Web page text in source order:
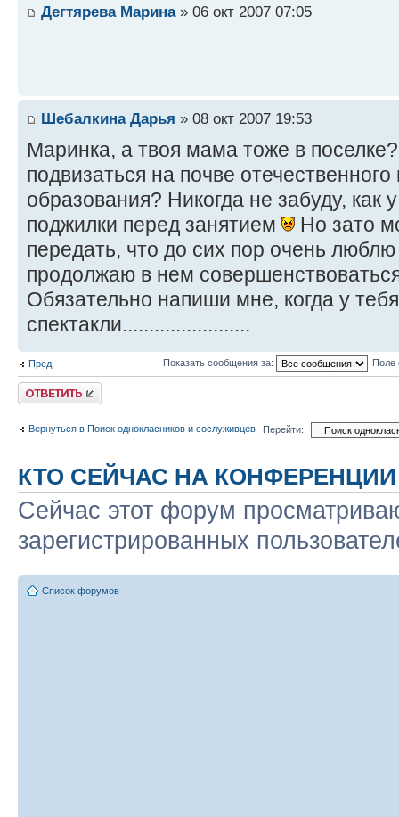
Дегтярева Марина» 06 окт 2007 07:05
Шебалкина Дарья » 08 окт 2007 19:53
Маринка, а твоя мама тоже в
подвизаться на почве
образования? Никогда не забуду, как
поджилки перед занятием
Но зато
передать, что до сих пор очень
продолжаю в нем
Обязательно напиши мне, когда у
спектакли........................
Пред. Показать сообщения за: Поле
Ответить
Вернуться в Поиск однокласников и сослуживцев Перейти:
КТО СЕЙЧАС НА КОНФЕРЕНЦИИ
Сейчас этот форум
зарегистрированных
Список форумов